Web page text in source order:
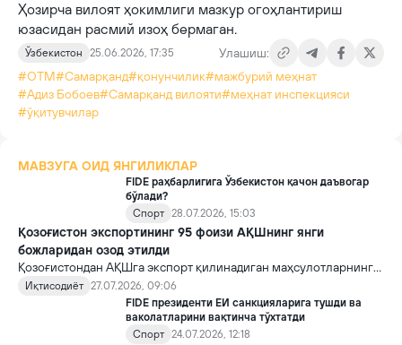
Ҳозирча вилоят ҳокимлиги мазкур огоҳлантириш
юзасидан расмий изоҳ бермаган.
Ўзбекистон 25.06.2026, 17:35
Улашиш:
#ОТМ#Самарқанд#қонунчилик#мажбурий меҳнат
#Адиз Бобоев#Самарқанд вилояти#меҳнат инспекцияси
#ўқитувчилар
МАВЗУГА ОИД ЯНГИЛИКЛАР
FIDE раҳбарлигига Ўзбекистон қачон даъвогар
бўлади?
Спорт 28.07.2026, 15:03
Қозоғистон экспортининг 95 фоизи АҚШнинг янги
божларидан озод этилди
Қозоғистондан АҚШга экспорт қилинадиган маҳсулотларнинг
қарийб 95 фоизи Вашингтон жорий этган қўшимча импорт
божлари таъсирига тушмайди.
Иқтисодиёт 27.07.2026, 09:06
FIDE президенти ЕИ санкцияларига тушди ва
ваколатларини вақтинча тўхтатди
Спорт 24.07.2026, 12:18